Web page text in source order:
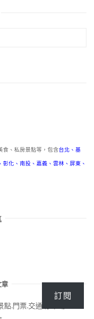
食、私房景點等，包含台北 、 基
、 彰化 、 南投 、 嘉義 、 雲林 、 屏東 、
.門票.交通.停車場
訂閱